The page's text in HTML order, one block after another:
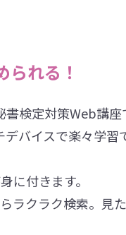
れる！
検定対策Web講座
バイスで楽々学
に付きます。
クラク検索。見